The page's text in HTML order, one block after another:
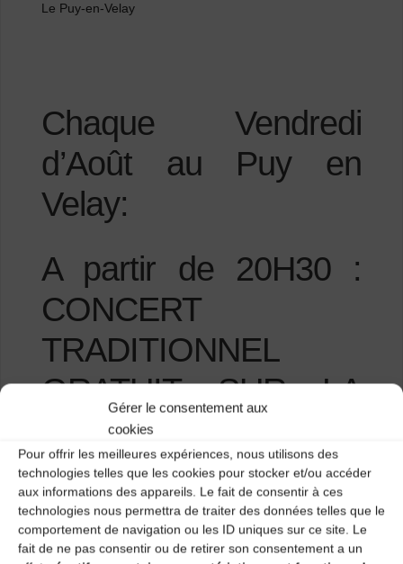
Gérer le consentement aux
cookies
Pour offrir les meilleures expériences, nous utilisons des
technologies telles que les cookies pour stocker et/ou accéder
aux informations des appareils. Le fait de consentir à ces
technologies nous permettra de traiter des données telles que le
comportement de navigation ou les ID uniques sur ce site. Le
fait de ne pas consentir ou de retirer son consentement a un
Le Puy-en-Velay
Chaque Vendredi
d’Août au Puy en
Velay:
A partir de 20H30 :
CONCERT
TRADITIONNEL
GRATUIT SUR LA
PLACE CADELADE,
en plein air.
En cas d’intempéries, repli au Centre Roger Fourneyron